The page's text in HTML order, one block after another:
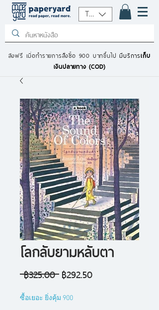
THB (฿)
ส่งฟรี เมื่อทำรายการสั่งซื้อ 900 บาทขึ้นไปมีบริการเก็บ
เงินปลายทาง (COD)
โลกลับยามหลับตา
฿325.00 ราคา
฿292.50ราคา
ซื้อเยอะ ยิ่งคุ้ม 900